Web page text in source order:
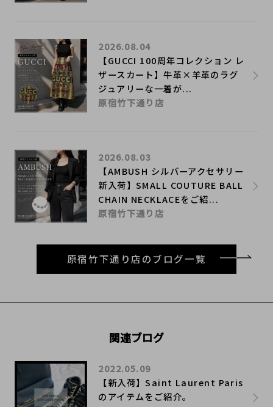
【GUCCI 100周年コレクション レ
ザースカート】牛革×羊革のラグ
ジュアリーな一着が...
2026.08.04
原宿竹下通り店
【AMBUSH シルバーアクセサリー
新入荷】SMALL COUTURE BALL
CHAIN NECKLACEをご紹...
2026.08.03
原宿竹下通り店
原宿竹下通り店のブログ一覧
関連ブログ
【新入荷】Saint Laurent Paris
のアイテムをご紹介。
2022.05.09